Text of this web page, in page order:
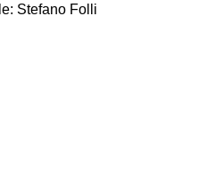
Stefano Folli